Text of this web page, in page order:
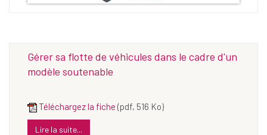
Gérer sa flotte de véhicules dans le cadre d'un
modèle soutenable
Téléchargez la fiche (pdf, 516 Ko)
Lire la suite...